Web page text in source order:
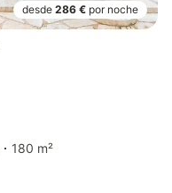
desde 286 € por noche
180 m²